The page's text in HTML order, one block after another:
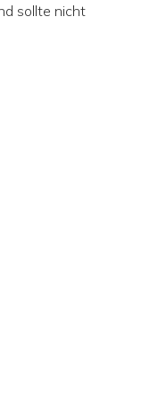
sollte nicht